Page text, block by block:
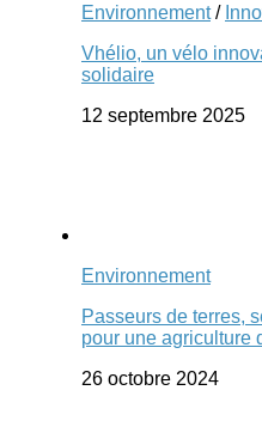
Environnement/
Vhélio, un vélo
solidaire
12 septembre 2025
Environnement
Passeurs de terres,
pour une agriculture
26 octobre 2024